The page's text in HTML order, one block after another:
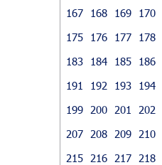
167
168 169 170
175
176 177 178
183
184 185 186
191
192 193 194
199
200 201 202
207
208 209 210
215
216 217 218